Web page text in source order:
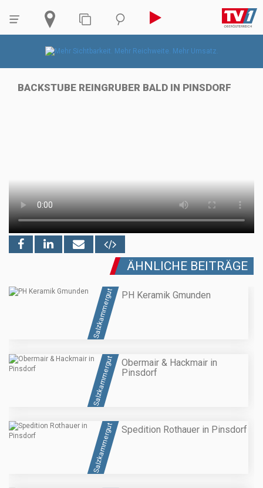
BACKSTUBE REINGRUBER BALD IN PINSDORF
ÄHNLICHE BEITRÄGE
Salzkammergut PH Keramik Gmunden
Salzkammergut
Obermair & Hackmair in
Pinsdorf
Salzkammergut Spedition Rothauer in Pinsdorf